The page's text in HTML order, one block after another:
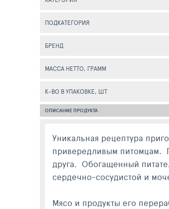
ПОДКАТЕГОРИЯ
БРЕНД
МАССА НЕТТО, ГРАММ
К-ВО В УПАКОВКЕ, ШТ
ОПИСАНИЕ ПРОДУКТА
Уникальная рецептура
привередливым питомцам.
друга. Обогащенный
сердечно-сосудистой и
Мясо и продукты его